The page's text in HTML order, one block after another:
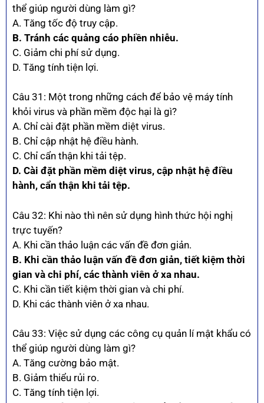
thể giúp người dùng làm gì?
A. Tăng tốc độ truy cập.
B. Tránh các quảng cáo phiền nhiễu.
C. Giảm chi phí sử dụng.
D. Tăng tính tiện lợi.
Câu 31: Một trong những cách để bảo vệ máy tính
khỏi virus và phần mềm độc hại là gì?
A. Chỉ cài đặt phần mềm diệt virus.
B. Chỉ cập nhật hệ điều hành.
C. Chỉ cẩn thận khi tải tệp.
D. Cài đặt phần mềm diệt virus, cập nhật hệ điều
hành, cẩn thận khi tải tệp.
Câu 32: Khi nào thì nên sử dụng hình thức hội nghị
trực tuyến?
A. Khi cần thảo luận các vấn đề đơn giản.
B. Khi cần thảo luận vấn đề đơn giản, tiết kiệm thời
gian và chi phí, các thành viên ở xa nhau.
C. Khi cần tiết kiệm thời gian và chi phí.
D. Khi các thành viên ở xa nhau.
Câu 33: Việc sử dụng các công cụ quản lí mật khẩu có
thể giúp người dùng làm gì?
A. Tăng cường bảo mật.
B. Giảm thiểu rủi ro.
C. Tăng tính tiện lợi.